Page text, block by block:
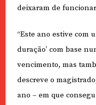
deixaram de
“Este ano estive com
duração’ com base
vencimento, mas
descreve o
ano – em que